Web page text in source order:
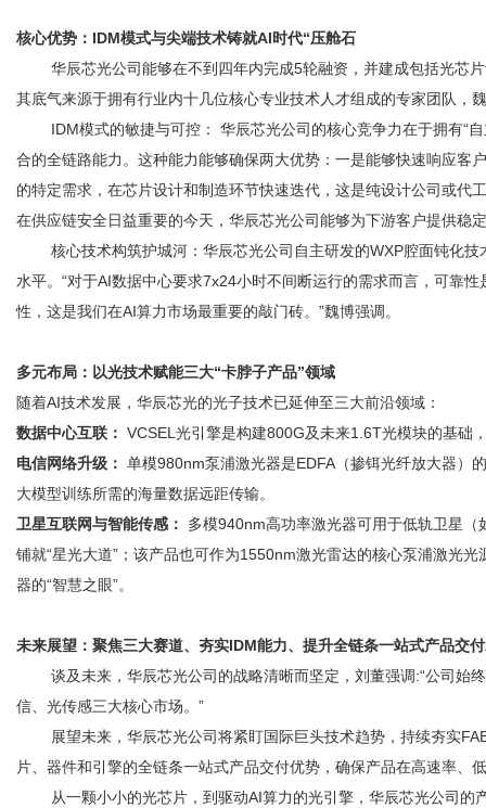
核心优势：IDM模式与尖端技术铸就AI时代“压舱石
华辰芯光公司能够在不到四年内完成5轮融资，并建成包括光芯片
其底气来源于拥有行业内十几位核心专业技术人才组成的专家团队，
IDM模式的敏捷与可控： 华辰芯光公司的核心竞争力在于拥有“自
合的全链路能力。这种能力能够确保两大优势：一是能够快速响应客
的特定需求，在芯片设计和制造环节快速迭代，这是纯设计公司或代
在供应链安全日益重要的今天，华辰芯光公司能够为下游客户提供稳
核心技术构筑护城河：华辰芯光公司自主研发的WXP腔面钝化技
水平。“对于AI数据中心要求7x24小时不间断运行的需求而言，可靠
性，这是我们在AI算力市场最重要的敲门砖。”魏博强调。
多元布局：以光技术赋能三大“卡脖子产品”领域
随着AI技术发展，华辰芯光的光子技术已延伸至三大前沿领域：
数据中心互联： VCSEL光引擎是构建800G及未来1.6T光模块的基础
电信网络升级： 单模980nm泵浦激光器是EDFA（掺铒光纤放大器）
大模型训练所需的海量数据远距传输。
卫星互联网与智能传感：
多模940nm高功率激光器可用于低轨卫星
铺就“星光大道”；该产品也可作为1550nm激光雷达的核心泵浦激光
器的“智慧之眼”。
未来展望：聚焦三大赛道、夯实IDM能力、提升全链条一站式产品交
谈及未来，华辰芯光公司的战略清晰而坚定，刘董强调:“公司始
信、光传感三大核心市场。”
展望未来，华辰芯光公司将紧盯国际巨头技术趋势，持续夯实
片、器件和引擎的全链条一站式产品交付优势，确保产品在高速率、
从一颗小小的光芯片，到驱动AI算力的光引擎，华辰芯光公司的